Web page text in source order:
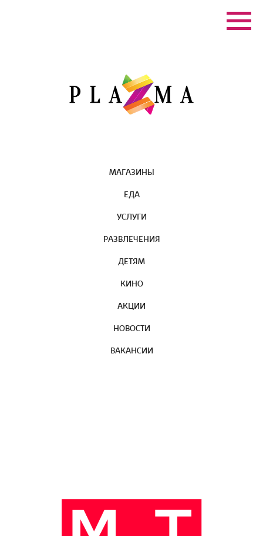
МАГАЗИНЫ
ЕДА
УСЛУГИ
РАЗВЛЕЧЕНИЯ
ДЕТЯМ
КИНО
АКЦИИ
НОВОСТИ
ВАКАНСИИ